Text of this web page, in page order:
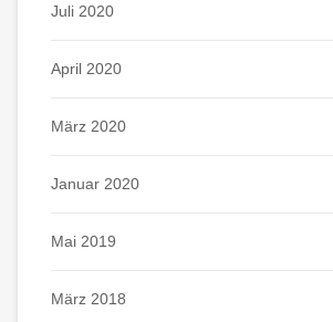
Juli 2020
April 2020
März 2020
Januar 2020
Mai 2019
März 2018